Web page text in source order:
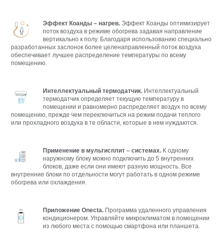
Эффект Коанды – нагрев. Эффект Коанды оптимизирует
поток воздуха в режиме обогрева задавая направление
вертикально к полу. Благодаря использованию специально
разработанных заслонок более целенаправленный поток воздуха
обеспечивает лучшее распределение температуры по всему
помещению.
Интеллектуальный термодатчик. Интеллектуальный
термодатчик определяет текущую температуру в
помещении и равномерно распределяет воздух по всему
помещению, прежде чем переключиться на режим подачи теплого
или прохладного воздуха в те области, которые в нем нуждаются.
Применение в мультисплит – системах. К одному
наружному блоку можно подключить до 5 внутренних
блоков, даже если они имеют разную мощность. Все
внутренние блоки по отдельности могут работать в одном режиме
обогрева или охлаждения.
ПриложениеOnecta. Программа удаленного управления
кондиционером. Управляйте микроклиматом в помещении
из любого места с помощью смартфона или планшета.